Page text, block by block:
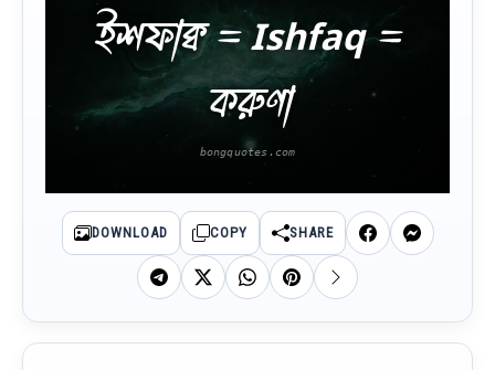
ইশফাক্ব = Ishfaq =
করুণা
DOWNLOAD COPY SHARE